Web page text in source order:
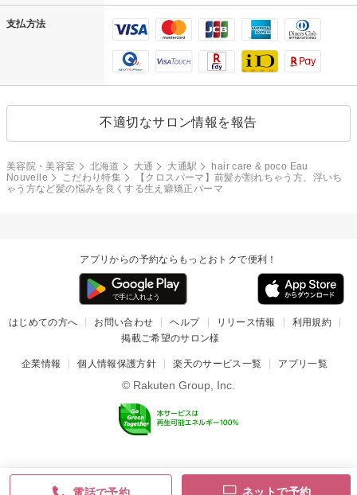
支払方法
不適切なサロン情報を報告
ネットで予約
美容院・美容室 北海道 大通 大通駅
hair care & poco Eau
Nouvelle
こだわり特集
【クロスパーマ】前髪が割れちゃう方、浮いち
ゃう方など髪の悩みを良くする生え癖矯正パーマ
アプリからの予約ならもっとおトクで便利！
はじめての方へ お問い合わせ ヘルプ リリース情報
利用規約
掲載ご希望のサロン様
企業情報 個人情報保護方針 楽天のサービス一覧 アプリ一覧
© Rakuten Group, Inc.